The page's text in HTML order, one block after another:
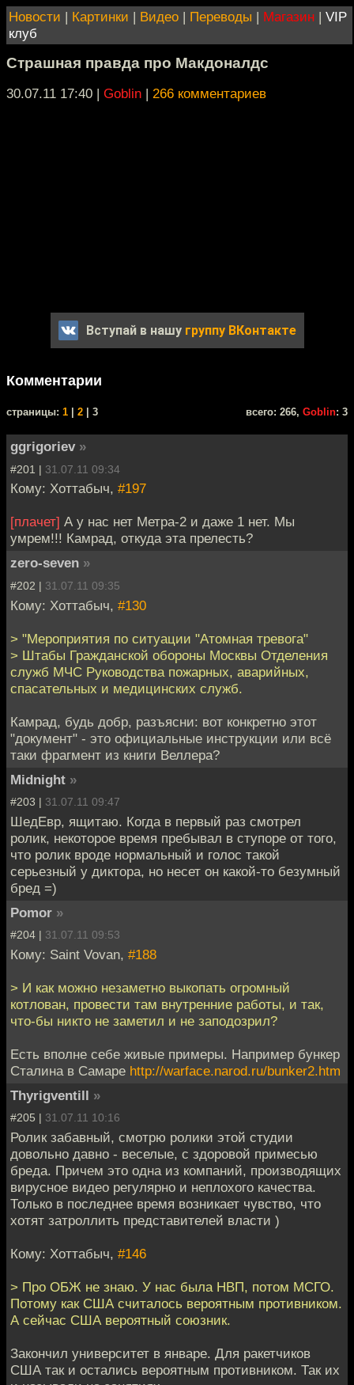
Новости | Картинки | Видео | Переводы | Магазин | VIP
клуб
Страшная правда про Макдоналдс
30.07.11 17:40 | Goblin | 266 комментариев
Вступай в нашу группу ВКонтакте
Комментарии
cтраницы: 1 2 | 3 всего: 266, Goblin: 3
ggrigoriev »
#201 | 31.07.11 09:34
Кому: Хоттабыч, #197
[плачет] А у нас нет Метра-2 и даже 1 нет. Мы
умрем!!! Камрад, откуда эта прелесть?
zero-seven »
#202 | 31.07.11 09:35
Кому: Хоттабыч, #130
> "Мероприятия по ситуации "Атомная тревога"
> Штабы Гражданской обороны Москвы Отделения
служб МЧС Руководства пожарных, аварийных,
спасательных и медицинских служб.
Камрад, будь добр, разъясни: вот конкретно этот
"документ" - это официальные инструкции или всё
таки фрагмент из книги Веллера?
Midnight »
#203 | 31.07.11 09:47
ШедЕвр, ящитаю. Когда в первый раз смотрел
ролик, некоторое время пребывал в ступоре от того,
что ролик вроде нормальный и голос такой
серьезный у диктора, но несет он какой-то безумный
бред =)
Pomor »
#204 | 31.07.11 09:53
Кому: Saint Vovan, #188
> И как можно незаметно выкопать огромный
котлован, провести там внутренние работы, и так,
что-бы никто не заметил и не заподозрил?
Есть вполне себе живые примеры. Например бункер
Сталина в Самаре http://warface.narod.ru/bunker2.htm
Thyrigventill »
#205 | 31.07.11 10:16
Ролик забавный, смотрю ролики этой студии
довольно давно - веселые, с здоровой примесью
бреда. Причем это одна из компаний, производящих
вирусное видео регулярно и неплохого качества.
Только в последнее время возникает чувство, что
хотят затроллить представителей власти )
Кому: Хоттабыч, #146
> Про ОБЖ не знаю. У нас была НВП, потом МСГО.
Потому как США считалось вероятным противником.
А сейчас США вероятный союзник.
Закончил университет в январе. Для ракетчиков
США так и остались вероятным противником. Так их